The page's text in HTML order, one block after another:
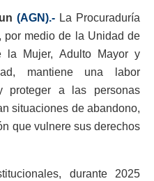
(AGN).- La Procuraduría
por medio de la Unidad de
la Mujer, Adulto Mayor y
mantiene una labor
proteger a las personas
situaciones de abandono,
que vulnere sus derechos
durante 2025